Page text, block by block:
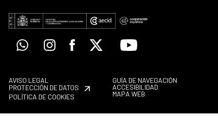
WhatsappInstagramFacebook
X Youtube
AVISO LEGAL
PROTECCIÓN DE DATOS
POLÍTICA DE COOKIES
GUÍA DE NAVEGACIÓN
ACCESIBILIDAD
MAPA WEB